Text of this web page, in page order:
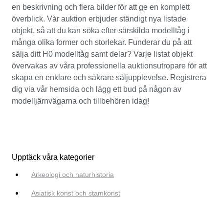
en beskrivning och flera bilder för att ge en komplett
överblick. Vår auktion erbjuder ständigt nya listade
objekt, så att du kan söka efter särskilda modelltåg i
många olika former och storlekar. Funderar du på att
sälja ditt H0 modelltåg samt delar? Varje listat objekt
övervakas av våra professionella auktionsutropare för att
skapa en enklare och säkrare säljupplevelse. Registrera
dig via vår hemsida och lägg ett bud på någon av
modelljärnvägarna och tillbehören idag!
Upptäck våra kategorier
Arkeologi och naturhistoria
Asiatisk konst och stamkonst